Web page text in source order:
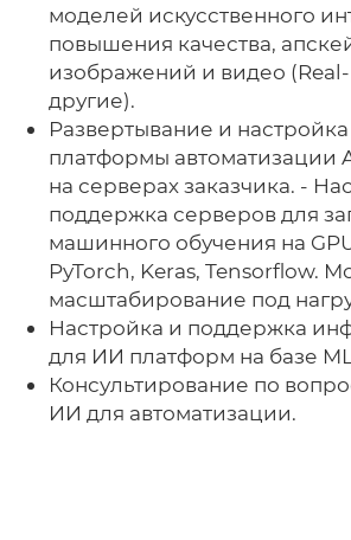
моделей искусственного
повышения качества,
изображений и видео (Real-
другие).
Развертывание и
платформы автоматизации
на серверах заказчика. -
поддержка серверов для
машинного обучения на
PyTorch, Keras, Tensorflow.
масштабирование под
Настройка и поддержка
для ИИ платформ на базе
Консультирование по
ИИ для автоматизации.